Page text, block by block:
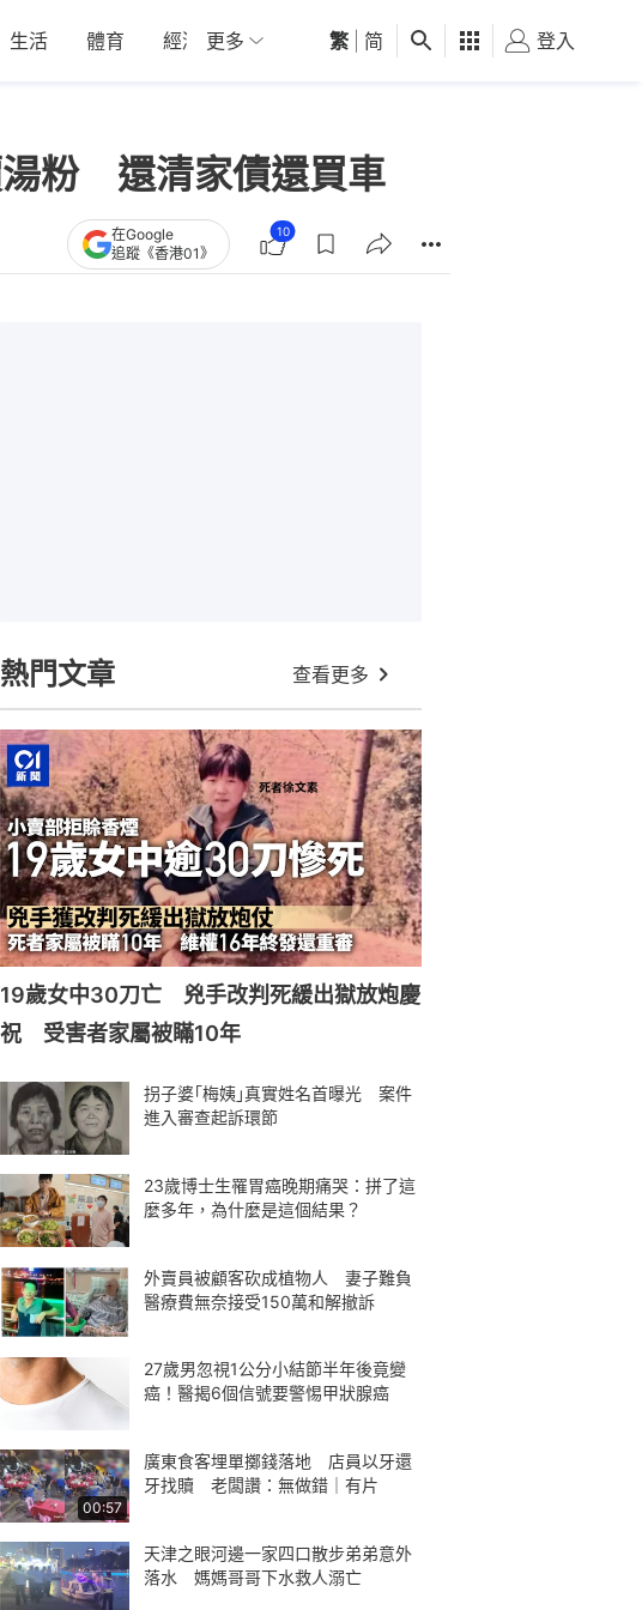
生活 體育 經濟 01深圳 觀點 健康 好食玩飛
更多 繁 简 登入
湯粉 還清家債還買車
在Google
追蹤《香港01》
10
熱門文章 查看更多
19歲女中30刀亡 兇手改判死緩出獄放炮慶
祝 受害者家屬被瞞10年
拐子婆｢梅姨｣真實姓名首曝光 案件
進入審查起訴環節
23歲博士生罹胃癌晚期痛哭：拼了這
麼多年，為什麼是這個結果？
外賣員被顧客砍成植物人 妻子難負
醫療費無奈接受150萬和解撤訴
27歲男忽視1公分小結節半年後竟變
癌！醫揭6個信號要警惕甲狀腺癌
00:57
廣東食客埋單擲錢落地 店員以牙還
牙找贖 老闆讚：無做錯｜有片
天津之眼河邊一家四口散步弟弟意外
落水 媽媽哥哥下水救人溺亡